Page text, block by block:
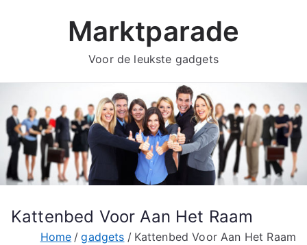
Marktparade
Voor de leukste gadgets
Kattenbed Voor Aan Het Raam
Home gadgets Kattenbed Voor Aan Het Raam